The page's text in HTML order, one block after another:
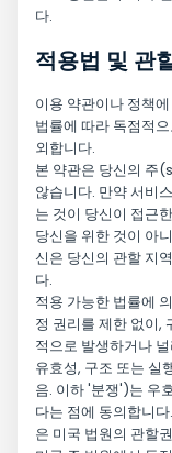
다.
적용법 및 관
이용 약관이나 정책
법률에 따라 독점적
외합니다.
본 약관은 당신의 주
않습니다. 만약 서비
는 것이 당신이 접근
당신을 위한 것이 아
신은 당신의 관할 지
다.
적용 가능한 법률에
정 권리를 제한 없이,
적으로 발생하거나
유효성, 구조 또는 실
음. 이하 '분쟁')는 우
다는 점에 동의합니
은 미국 법원의 관할